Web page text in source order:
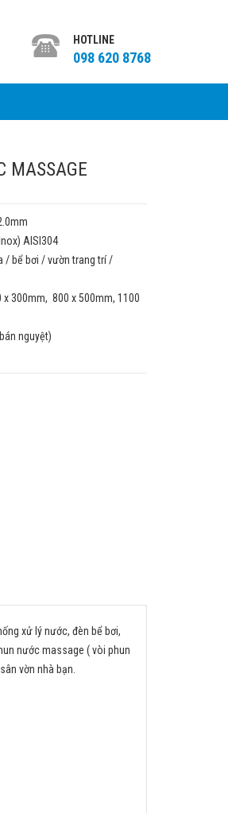
HOTLINE
098 620 8768
MASSAGE
AISI304
/ bể bơi / vườn trang trí /
x 300mm, 800 x 500mm, 1100
nguyệt)
xử lý nước, đèn bể bơi,
nước massage ( vòi phun
vờn nhà bạn.